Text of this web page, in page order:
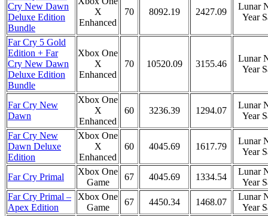
Cry New Dawn
Deluxe Edition
Bundle
X
Enhanced
70 8092.19 2427.09
Lunar
Year
Far Cry 5 Gold
Edition + Far
Cry New Dawn
Deluxe Edition
Bundle
Xbox One
X
Enhanced
70 10520.09 3155.46
Lunar
Year
Far Cry New
Dawn
Xbox One
X
Enhanced
60 3236.39 1294.07
Lunar
Year
Far Cry New
Dawn Deluxe
Edition
Xbox One
X
Enhanced
60 4045.69 1617.79
Lunar
Year
Far Cry Primal
Xbox One
Game
67 4045.69 1334.54
Lunar
Year
Far Cry Primal –
Apex Edition
Xbox One
Game
67 4450.34 1468.07
Lunar
Year